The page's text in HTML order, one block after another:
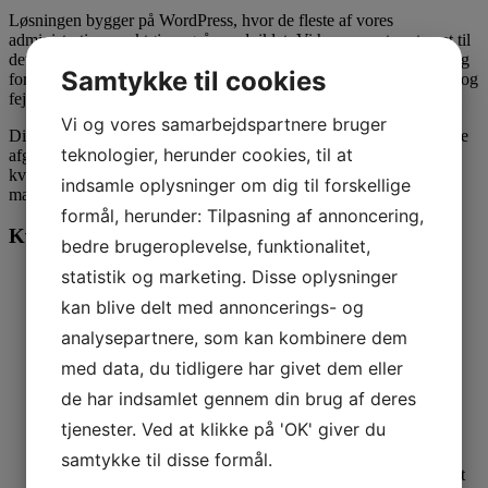
Løsningen bygger på WordPress, hvor de fleste af vores
administrative værktøjer også er udviklet. Vi har presset systemet til
det yderste og udfordrer dagligt mulighederne. Det meste udvikling
foregår meget agilt, med plads til både nyskabende eksperimenter og
fejl.
Din uddannelsesmæssige baggrund, eller om du er selvlært, er ikke
afgørende. Det der for alvor betyder noget er, at du har de rette
kvalifikationer, et stærkt drive og en indædt passion for at udvikle
markedets bedste løsninger.
Kvalifikationer for den rette ansøger:
Minimum 3 års erfaring med WordPress udvikling
Det er en fordel hvis du har erfaring med WP Genesis
framework
Solid erfaring med PHP, MySQL, jQuery, JavaScript og
Erfaring med Linux/SSH og gerne Nginx
Du er fokuseret på høj kvalitet og systematisk kodning
Du er vant til at arbejde med et team af egne og remote
udviklere
Du er flydende på dansk og sikker i engelsk
Du forstår vigtigheden af, at man i en virksomhed har en tæt
Samtykke til cookies
Vi og vores samarbejdspartnere bruger
teknologier, herunder cookies, til at
indsamle oplysninger om dig til forskellige
formål, herunder: Tilpasning af annoncering,
bedre brugeroplevelse, funktionalitet,
statistik og marketing. Disse oplysninger
kan blive delt med annoncerings- og
analysepartnere, som kan kombinere dem
med data, du tidligere har givet dem eller
de har indsamlet gennem din brug af deres
tjenester. Ved at klikke på 'OK' giver du
samtykke til disse formål.